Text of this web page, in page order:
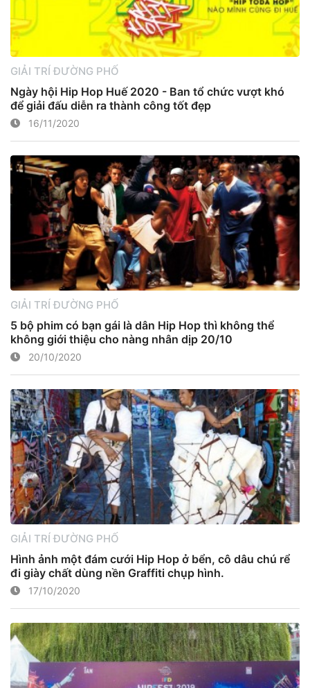
GIẢI TRÍ ĐƯỜNG PHỐ
Ngày hội Hip Hop Huế 2020 - Ban tổ chức vượt khó
để giải đấu diễn ra thành công tốt đẹp
16/11/2020
GIẢI TRÍ ĐƯỜNG PHỐ
5 bộ phim có bạn gái là dân Hip Hop thì không thể
không giới thiệu cho nàng nhân dịp 20/10
20/10/2020
GIẢI TRÍ ĐƯỜNG PHỐ
Hình ảnh một đám cưới Hip Hop ở bển, cô dâu chú rể
đi giày chất dùng nền Graffiti chụp hình.
17/10/2020